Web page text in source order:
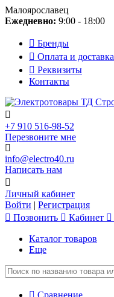
Малоярославец
Ежедневно: 9:00 - 18:00
Бренды
Оплата и доставка
Реквизиты
Контакты
+7 910 516-98-52
Перезвоните мне
info@electro40.ru
Написать нам
Личный кабинет
Войти | Регистрация
Позвонить
Кабинет
Каталог товаров
Еще
Сравнение